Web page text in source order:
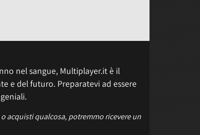
nel sangue, Multiplayer.it è il
e del futuro. Preparatevi ad essere
acquisti qualcosa, potremmo ricevere un